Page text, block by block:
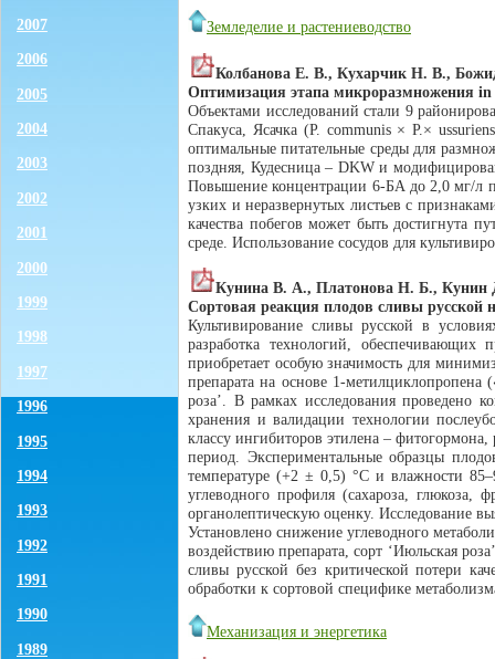
2007
2006
2005
2004
2003
2002
2001
2000
1999
1998
1997
1996
1995
1994
1993
1992
1991
1990
1989
Земледелие и растениеводство
Колбанова Е. В., Кухарчик Н. В.,
Оптимизация этапа микроразмножения
Объектами исследований стали 9
Спакуса, Ясачка (P. communis × P.×
оптимальные питательные среды для
поздняя, Кудесница – DKW и
Повышение концентрации 6-БА до 2,0 мг/л
узких и неразвернутых листьев с
качества побегов может быть достигнута
среде. Использование сосудов для
Кунина В. А., Платонова Н. Б., Кунин
Сортовая реакция плодов сливы русской
Культивирование сливы русской в
разработка технологий,
приобретает особую значимость для
препарата на основе 1-
роза’. В рамках исследования проведено
хранения и валидации технологии
классу ингибиторов этилена –
период. Экспериментальные образцы
температуре (+2 ± 0,5) °C и влажности
углеводного профиля (сахароза, глюкоза,
органолептическую оценку. Исследование
Установлено снижение углеводного
воздействию препарата, сорт ‘Июльская
сливы русской без критической потери
обработки к сортовой специфике
Механизация и энергетика